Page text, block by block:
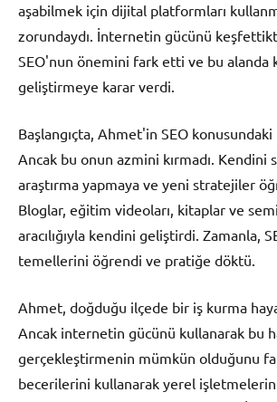
aşabilmek için dijital platformları
zorundaydı. İnternetin gücünü
SEO'nun önemini fark etti ve bu alanda
geliştirmeye karar verdi.
Başlangıçta, Ahmet'in SEO konusundaki
Ancak bu onun azmini kırmadı. Kendini
araştırma yapmaya ve yeni stratejiler
Bloglar, eğitim videoları, kitaplar ve
aracılığıyla kendini geliştirdi. Zamanla,
temellerini öğrendi ve pratiğe döktü.
Ahmet, doğduğu ilçede bir iş kurma
Ancak internetin gücünü kullanarak bu
gerçekleştirmenin mümkün olduğunu
becerilerini kullanarak yerel